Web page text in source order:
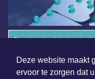
Deze website maakt
ervoor te zorgen dat
Overige dagbladen in
Algemene voorwaarden